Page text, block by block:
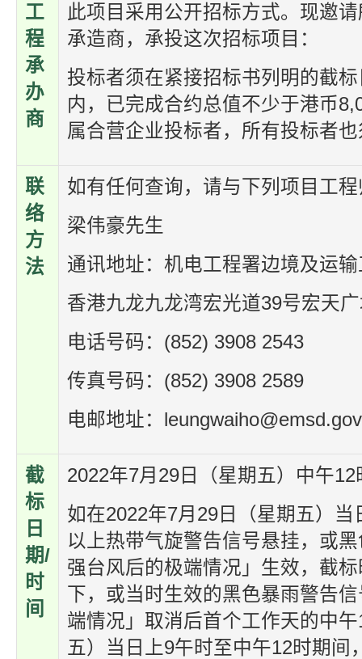
工
程
承
办
商
此项目采用公开招标方式。现邀
承造商，承投这次招标项目：
投标者须在紧接招标书列明的截
内，已完成合约总值不少于港币
属合营企业投标者，所有投标者
联
络
方
法
如有任何查询，请与下列项目工
梁伟豪先生
通讯地址：机电工程署边境及运
香港九龙九龙湾宏光道39号宏天
电话号码：(852) 3908 2543
传真号码：(852) 3908 2589
电邮地址：
截
标
日
期/
时
间
2022年7月29日（星期五）中午12
如在2022年7月29日（星期五）
以上热带气旋警告信号悬挂，或
强台风后的极端情况」生效，截
下，或当时生效的黑色暴雨警告
端情况」取消后首个工作天的中
五）当日上9午时至中午12时期